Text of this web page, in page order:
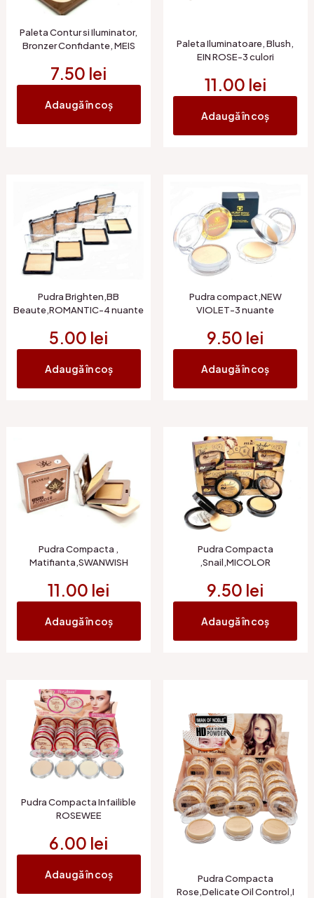
Paleta Contur si Iluminator,
Bronzer Confidante, MEIS
7.50 lei
Adaugă în coș
Paleta Iluminatoare, Blush,
EIN ROSE-3 culori
11.00 lei
Adaugă în coș
Pudra Brighten,BB
Beaute,ROMANTIC-4 nuante
5.00 lei
Adaugă în coș
Pudra compact,NEW
VIOLET-3 nuante
9.50 lei
Adaugă în coș
Pudra Compacta ,
Matifianta,SWANWISH
11.00 lei
Adaugă în coș
Pudra Compacta
,Snail,MICOLOR
9.50 lei
Adaugă în coș
Pudra Compacta Infailible
ROSEWEE
6.00 lei
Adaugă în coș
Pudra Compacta
Rose,Delicate Oil Control,I